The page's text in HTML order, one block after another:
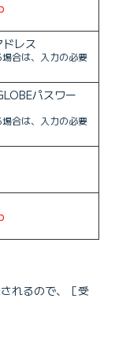
レス
合は、入力の必要
パスワー
合は、入力の必要
れるので、［受